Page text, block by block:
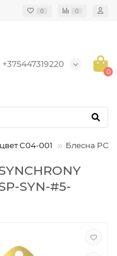
0 0
+375447319220
0
C04-001 Блесна
SYN-#5-